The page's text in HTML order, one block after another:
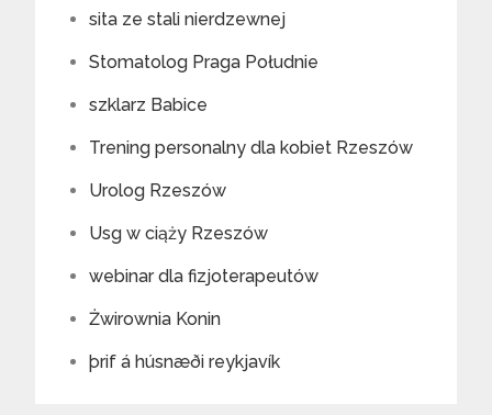
sita ze stali nierdzewnej
Stomatolog Praga Południe
szklarz Babice
Trening personalny dla kobiet Rzeszów
Urolog Rzeszów
Usg w ciąży Rzeszów
webinar dla fizjoterapeutów
Żwirownia Konin
þrif á húsnæði reykjavík